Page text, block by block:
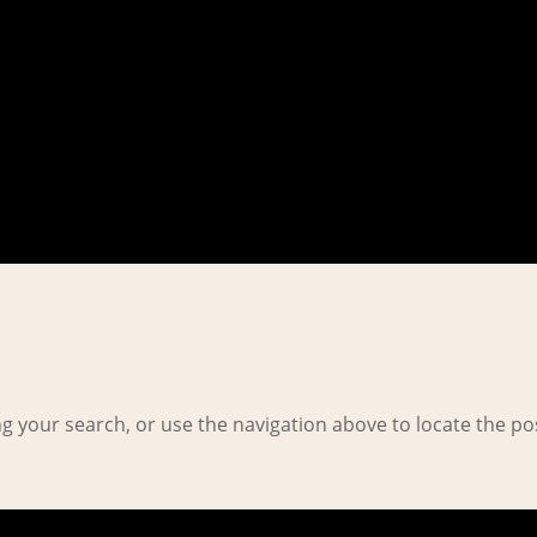
your search, or use the navigation above to locate the